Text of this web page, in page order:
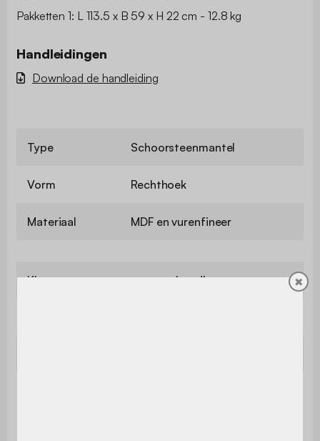
Pakketten 1: L 113.5 x B 59 x H 22 cm - 12.8 kg
Handleidingen
Download de handleiding
Type Schoorsteenmantel
Vorm Rechthoek
Materiaal MDF en vurenfineer
Kleur Loodhout ✖